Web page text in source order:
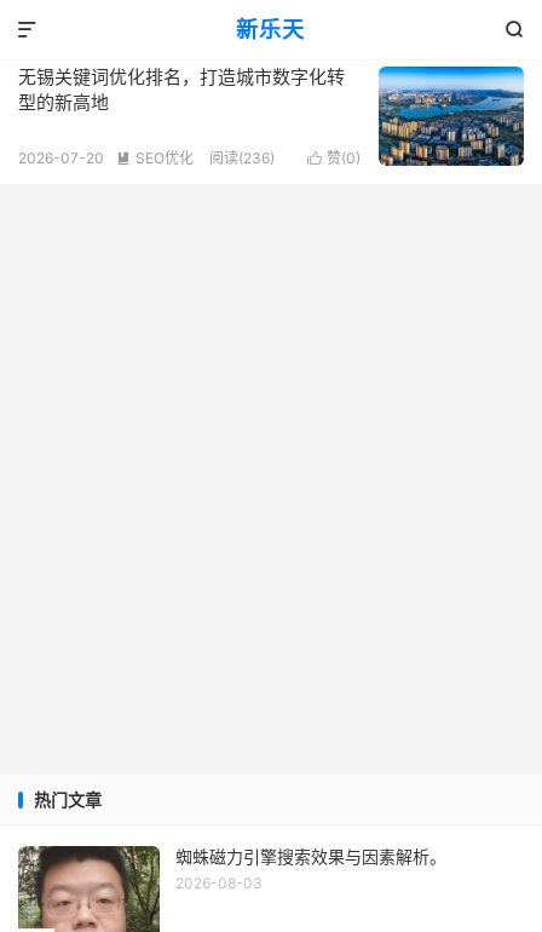
新乐天 
 共 1 篇文章
标签：关键词优化排名策略
无锡关键词优化排名，打造城市数字化转
型的新高地
 赞(0)
2026-07-20  SEO优化 阅读(236)
热门文章
蜘蛛磁力引擎搜索效果与因素解析。
2026-08-03